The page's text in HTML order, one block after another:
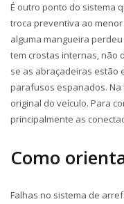
É outro ponto do sistema
troca preventiva ao
alguma mangueira
tem crostas internas, não
se as abraçadeiras estão
parafusos espanados. Na
original do veículo. Para
principalmente as
Como
Falhas no sistema de